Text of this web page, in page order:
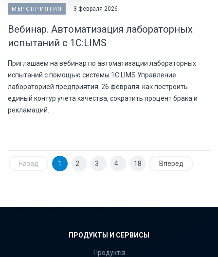
МЕРОПРИЯТИЯ 3 февраля 2026
Вебинар. Автоматизация лабораторных
испытаний с 1С:LIMS
Приглашаем на вебинар по автоматизации лабораторных
испытаний с помощью системы 1С:LIMS Управление
лабораторией предприятия. 26 февраля: как построить
единый контур учета качества, сократить процент брака и
рекламаций.
Назад 1 2 3 4 18 Вперед
ПРОДУКТЫ И СЕРВИСЫ
Продукты